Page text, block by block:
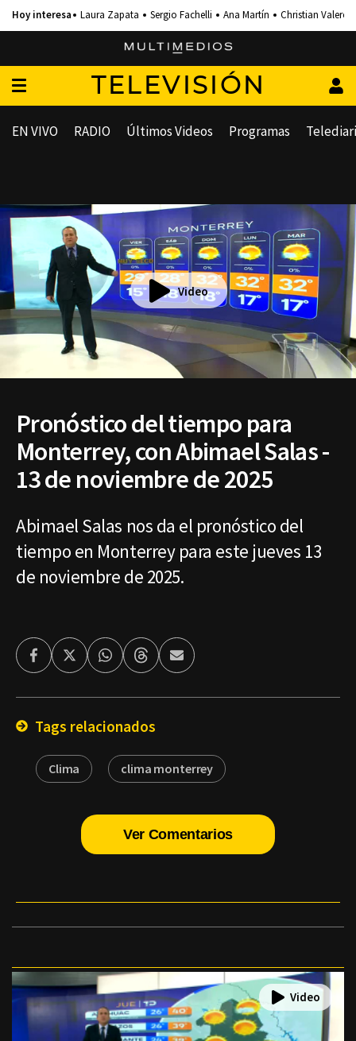
Laura Zapata Sergio Fachelli Ana Martín Christian Valero
TELEVISIÓN
EN VIVO RADIO Últimos Videos Programas
Video
Pronóstico del tiempo para
Monterrey, con Abimael Salas -
13 de noviembre de 2025
Abimael Salas nos da el pronóstico del
tiempo en Monterrey para este jueves 13
de noviembre de 2025.
FacebookTwitterWhatsappThreadsEnviar
por
Tags relacionados
Clima clima monterrey
Ver Comentarios